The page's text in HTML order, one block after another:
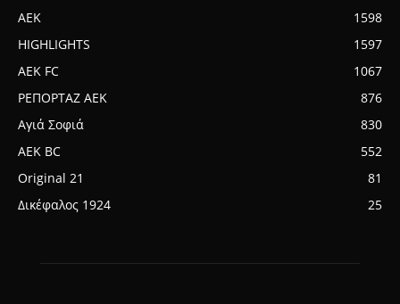
AEK
1598
HIGHLIGHTS
1597
AEK FC
1067
ΡΕΠΟΡΤΑΖ ΑΕΚ
876
Αγιά Σοφιά
830
AEK BC
552
Original 21
81
Δικέφαλος 1924
25